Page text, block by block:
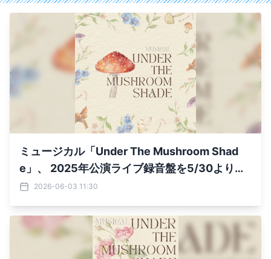
ミュージカル「Under The Mushroom Shad
e」、 2025年公演ライブ録音盤を5/30より配
信開始、 再演は6/5より池袋で上演
2026-06-03 11:30